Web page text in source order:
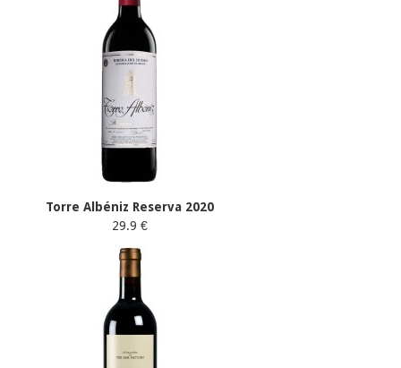
Torre Albéniz Reserva 2020
29.9 €